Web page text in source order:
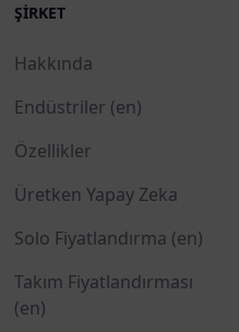
ŞIRKET
Hakkında
Endüstriler (en)
Özellikler
Üretken Yapay Zeka
Solo Fiyatlandırma (en)
Takım Fiyatlandırması
(en)